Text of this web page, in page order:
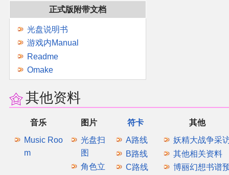
正式版附带文档
光盘说明书
游戏内Manual
Readme
Omake
其他资料
音乐 图片 符卡
其他
Music Roo
m
光盘扫
图
角色立
A路线
B路线
C路线
妖精大战争采
其他相关资料
博丽幻想书谱